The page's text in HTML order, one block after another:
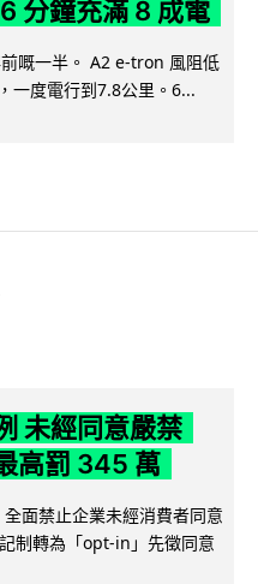
分鐘充滿 8 成電
嘅一半。 A2 e-tron 風阻低
一度電行到7.8公里。6...
未經同意嚴禁
高罰 345 萬
面禁止企業未經消費者同意
制轉為「opt-in」先徵同意